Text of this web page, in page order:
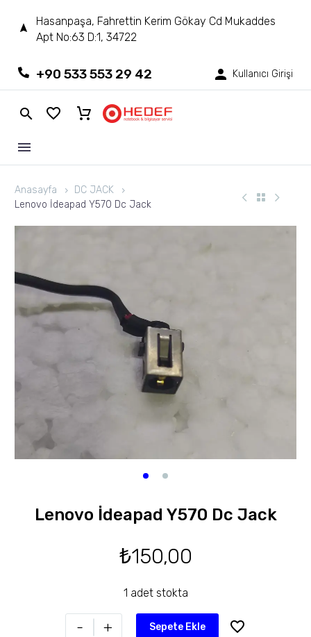
Hasanpaşa, Fahrettin Kerim Gökay Cd Mukaddes
Apt No:63 D:1, 34722
+90 533 553 29 42 Kullanıcı Girişi
Anasayfa
DC JACK
Lenovo İdeapad Y570 Dc Jack
Lenovo İdeapad Y570 Dc Jack
₺150,00
1 adet stokta
- + Sepete Ekle